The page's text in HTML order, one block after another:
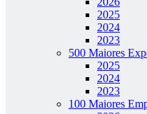
2025
2024
2023
500 Maiores
2025
2024
2023
100 Maiores